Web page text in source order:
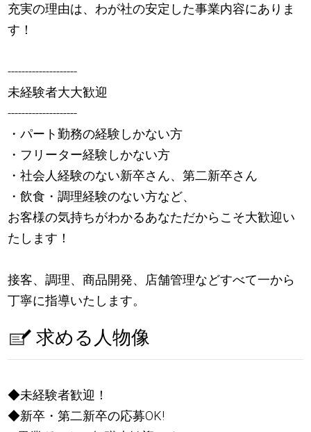
充実の理由は、わが社の安定した事業内容にありま
す！
--------------------
未経験者大大歓迎
--------------------
・パート勤務の経験しかない方
・フリーター経験しかない方
・社会人経験のない新卒さん、第二新卒さん
・飲食・調理経験のない方など、
お客様の気持ちがわかるあなただからこそ大歓迎い
たします！
接客、調理、商品開発、店舗管理などすべて一から
丁寧に指導いたします。
求める人物像
◆未経験者歓迎！
◆新卒・第二新卒の応募OK!